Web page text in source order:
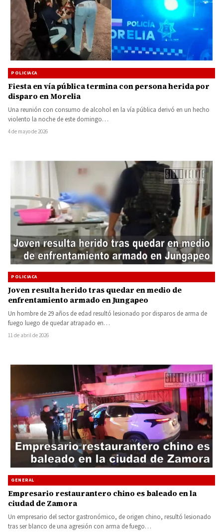
POLICIACA
Fiesta en vía pública termina con persona herida por
disparo en Morelia
Una reunión con consumo de alcohol en la vía pública derivó en un hecho
violento la noche de este domingo…
4 de mayo de 2026
POLICIACA
Joven resulta herido tras quedar en medio de
enfrentamiento armado en Jungapeo
Un hombre de 29 años de edad resultó lesionado por disparos de arma de
fuego luego de quedar atrapado en…
11 de abril de 2026
GENERAL
Empresario restaurantero chino es baleado en la
ciudad de Zamora
Un empresario del sector gastronómico, de origen chino, resultó lesionado
tras ser blanco de una agresión con arma de fuego…